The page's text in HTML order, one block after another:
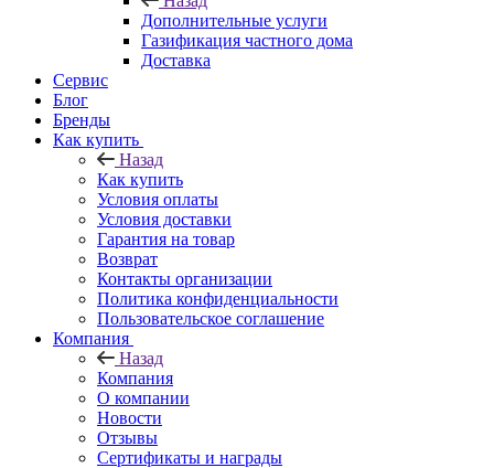
Дополнительные услуги
Газификация частного дома
Доставка
Сервис
Блог
Бренды
Как купить
Назад
Как купить
Условия оплаты
Условия доставки
Гарантия на товар
Возврат
Контакты организации
Политика конфиденциальности
Пользовательское соглашение
Компания
Назад
Компания
О компании
Новости
Отзывы
Сертификаты и награды